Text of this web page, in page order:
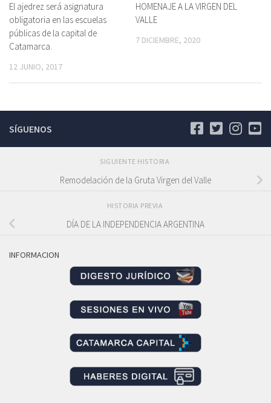
El ajedrez será asignatura
obligatoria en las escuelas
públicas de la capital de
Catamarca.
12 JUNIO, 2017
HOMENAJE A LA VIRGEN DEL
VALLE
7 DICIEMBRE, 2020
SÍGUENOS
SIGUIENTE HISTORIA
Remodelación de la Gruta Virgen del Valle
HISTORIA PREVIA
DÍA DE LA INDEPENDENCIA ARGENTINA
INFORMACION